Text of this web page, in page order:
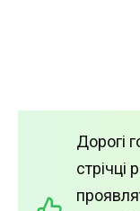
Дорогі
стрічці